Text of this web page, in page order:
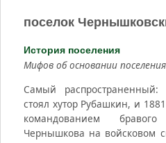
поселок
История поселения
Мифов об основании
Самый
стоял хутор Рубашкин, и
командованием
Чернышкова на войсковом